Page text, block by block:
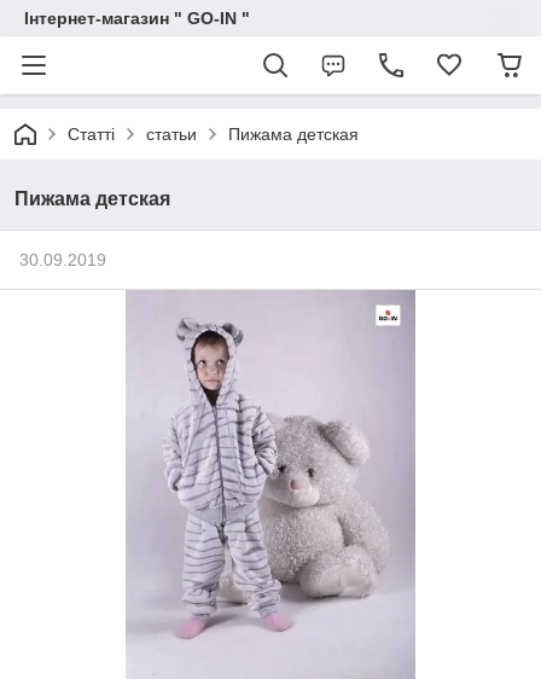
Інтернет-магазин " GO-IN "
Статті статьи Пижама детская
Пижама детская
30.09.2019